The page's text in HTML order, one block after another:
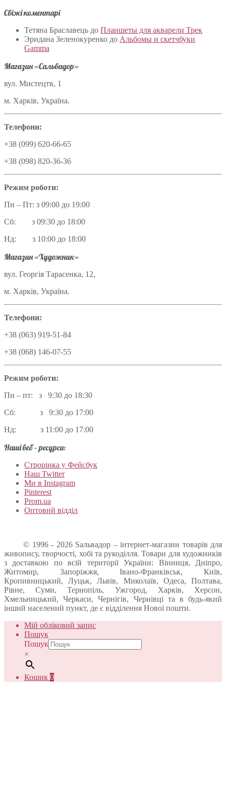
Свіжі коментарі
Тетяна Браславець до Планшеты для акварели Трек
Эридана Зеленокуренко до Альбомы и скетчбуки
Gamma
Магазин «Сальвадор»
вул. Мистецтв, 1
м. Харків, Україна.
Телефони:
+38 (099) 620-66-65
+38 (098) 820-36-36
Режим роботи:
Пн – Пт: з 09:00 до 19:00
Сб: з 09:30 до 18:00
Нд: з 10:00 до 18:00
Магазин «Художник»
вул. Георгія Тарасенка, 12,
м. Харків, Україна.
Телефони:
+38 (063) 919-51-84
+38 (068) 146-07-55
Режим роботи:
Пн – пт: з 9:30 до 18:30
Сб: з 9:30 до 17:00
Нд: з 11:00 до 17:00
Наші веб – ресурси:
Строрінка у Фейсбук
Наш Twitter
Ми в Instagram
Pinterest
Prom.ua
Оптовий відділ
© 1996 - 2026 Sальвадор – інтернет-магазин товарів для
живопису, творчості, хобі та рукоділля. Товари для художників
з доставкою по всій території України: Вінниця, Дніпро,
Житомир, Запоріжжя, Івано-Франківськ, Київ,
Кропивницький, Луцьк, Львів, Миколаїв, Одеса, Полтава,
Рівне, Суми, Тернопіль, Ужгород, Харків, Херсон,
Хмельницький, Черкаси, Чернігів, Чернівці та в будь-який
інший населений пункт, де є відділення Нової пошти.
Мій обліковий запис
Пошук
Пошук
×
Кошик 0